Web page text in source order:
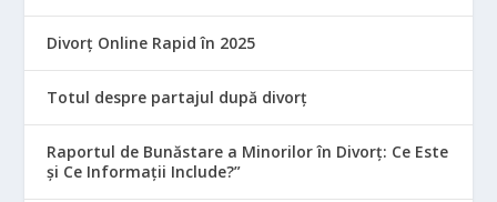
Divorț Online Rapid în 2025
Totul despre partajul după divorț
Raportul de Bunăstare a Minorilor în Divorț: Ce Este
și Ce Informații Include?”